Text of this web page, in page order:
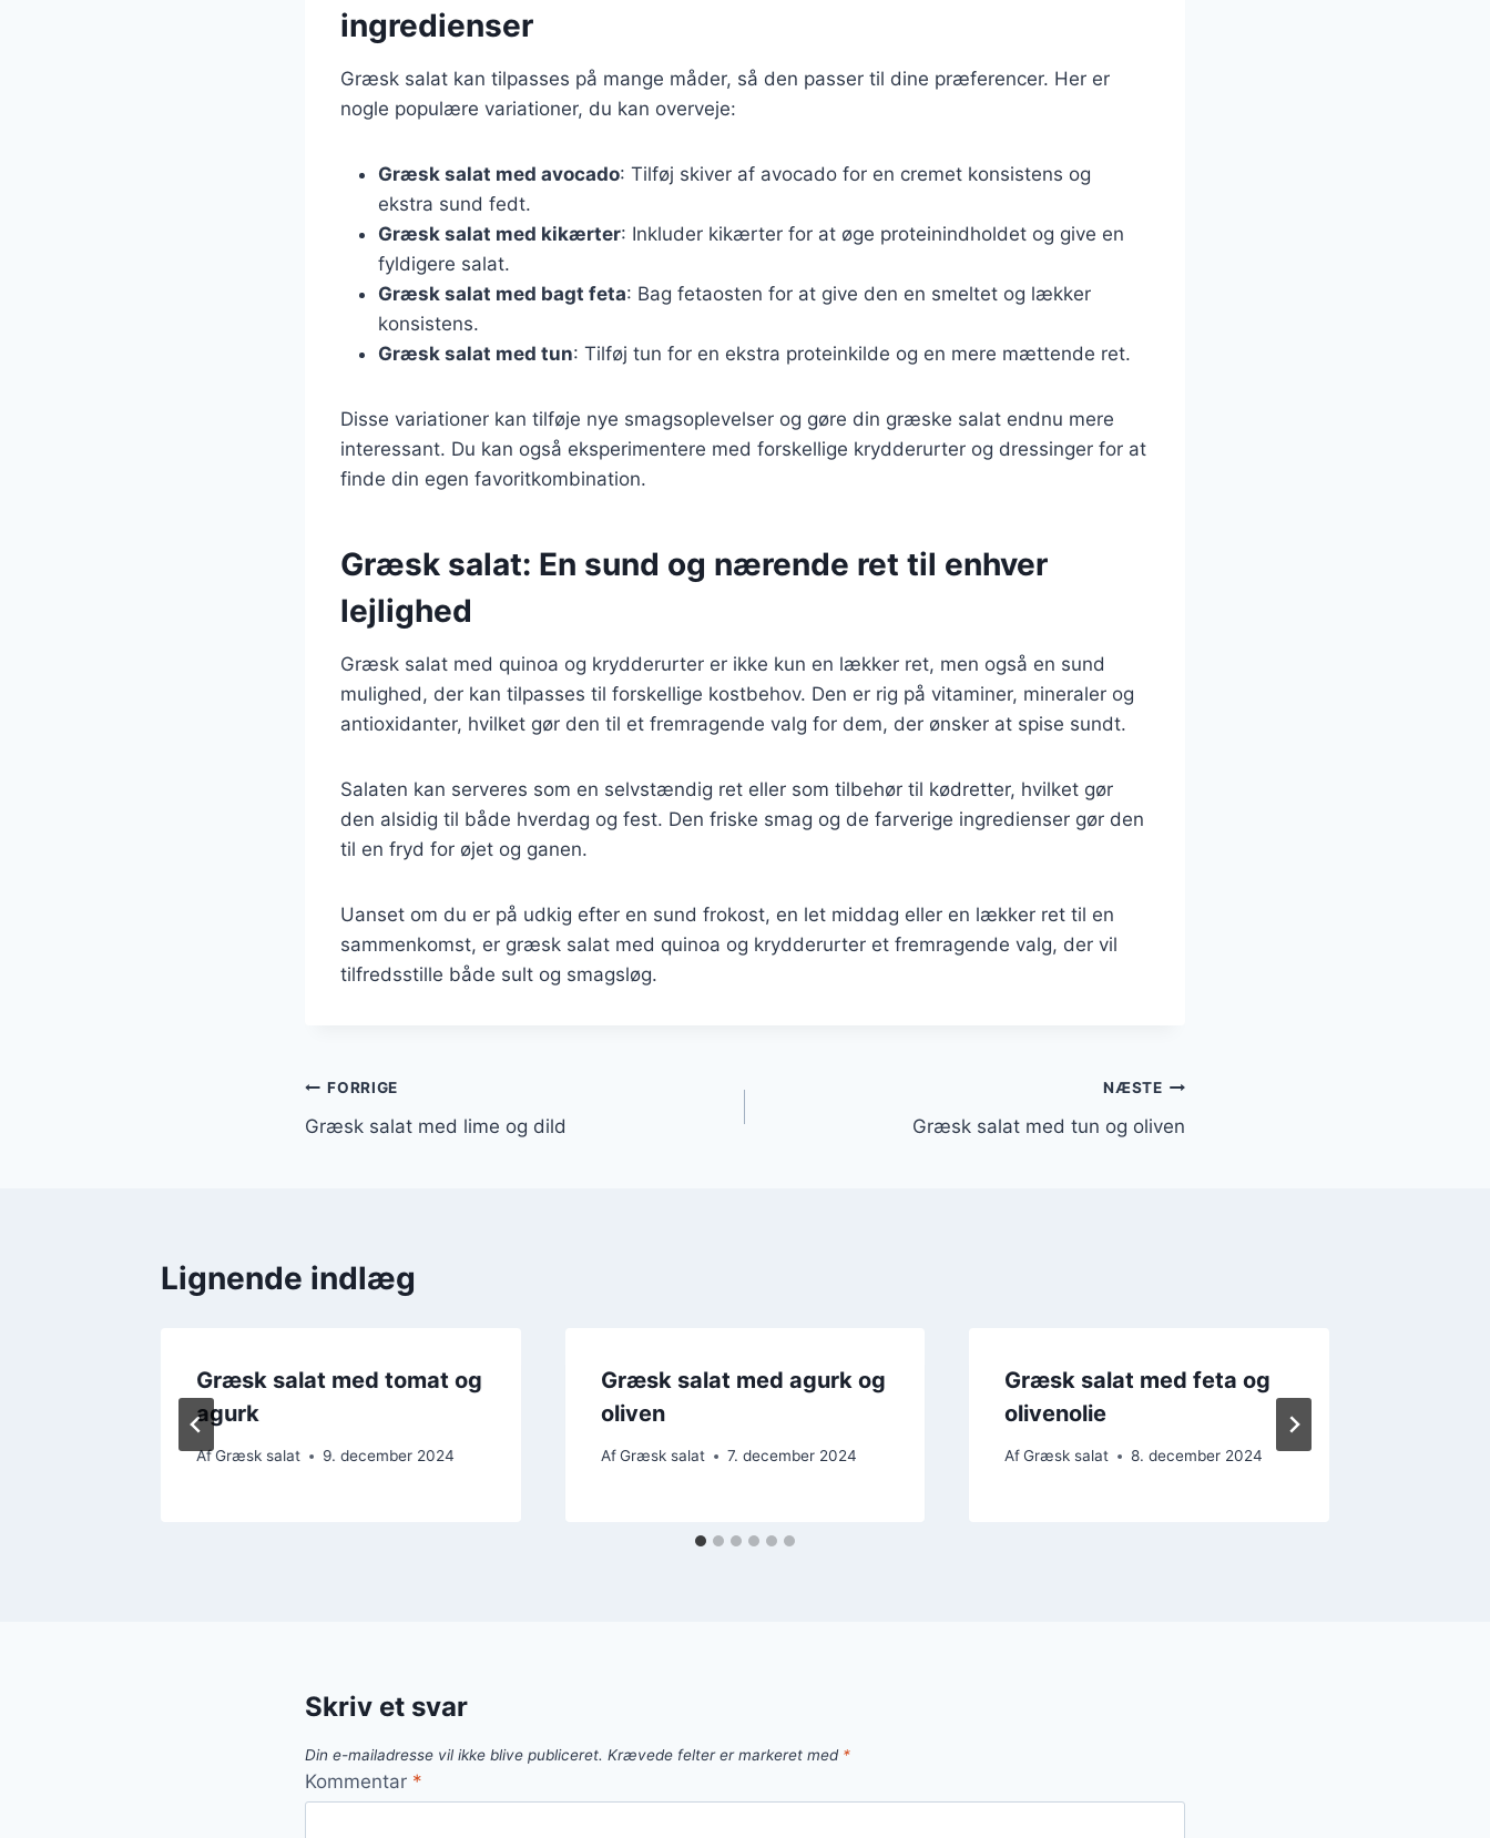
ingredienser
Græsk salat kan tilpasses på mange måder, så den passer til dine præferencer. Her er
nogle populære variationer, du kan overveje:
Græsk salat med avocado: Tilføj skiver af avocado for en cremet konsistens og
ekstra sund fedt.
Græsk salat med kikærter: Inkluder kikærter for at øge proteinindholdet og give en
fyldigere salat.
Græsk salat med bagt feta: Bag fetaosten for at give den en smeltet og lækker
konsistens.
Græsk salat med tun: Tilføj tun for en ekstra proteinkilde og en mere mættende ret.
Disse variationer kan tilføje nye smagsoplevelser og gøre din græske salat endnu mere
interessant. Du kan også eksperimentere med forskellige krydderurter og dressinger for at
finde din egen favoritkombination.
Græsk salat: En sund og nærende ret til enhver
lejlighed
Græsk salat med quinoa og krydderurter er ikke kun en lækker ret, men også en sund
mulighed, der kan tilpasses til forskellige kostbehov. Den er rig på vitaminer, mineraler og
antioxidanter, hvilket gør den til et fremragende valg for dem, der ønsker at spise sundt.
Salaten kan serveres som en selvstændig ret eller som tilbehør til kødretter, hvilket gør
den alsidig til både hverdag og fest. Den friske smag og de farverige ingredienser gør den
til en fryd for øjet og ganen.
Uanset om du er på udkig efter en sund frokost, en let middag eller en lækker ret til en
sammenkomst, er græsk salat med quinoa og krydderurter et fremragende valg, der vil
tilfredsstille både sult og smagsløg.
Indlægsnavigation
FORRIGE
Græsk salat med lime og dild
NÆSTE
Græsk salat med tun og oliven
Lignende indlæg
Græsk salat med tomat og
agurk
AfGræsk salat 9. december 2024
Græsk salat med agurk og
oliven
Af Græsk salat 7. december 2024
Græsk salat med feta og
olivenolie
Af Græsk salat 8. december 2024
Skriv et svar
Din e-mailadresse vil ikke blive publiceret. Krævede felter er markeret med *
Kommentar *